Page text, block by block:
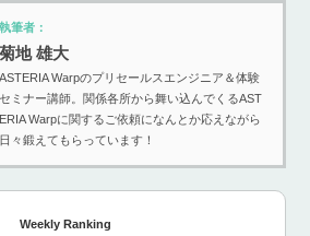
執筆者：
菊地 雄大
ASTERIA Warpのプリセールスエンジニア＆体験
セミナー講師。関係各所から舞い込んでくるAST
ERIA Warpに関するご依頼になんとか応えながら
日々鍛えてもらっています！
Weekly Ranking